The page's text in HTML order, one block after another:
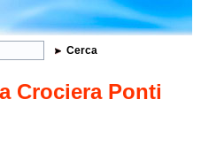
Crociera Ponti